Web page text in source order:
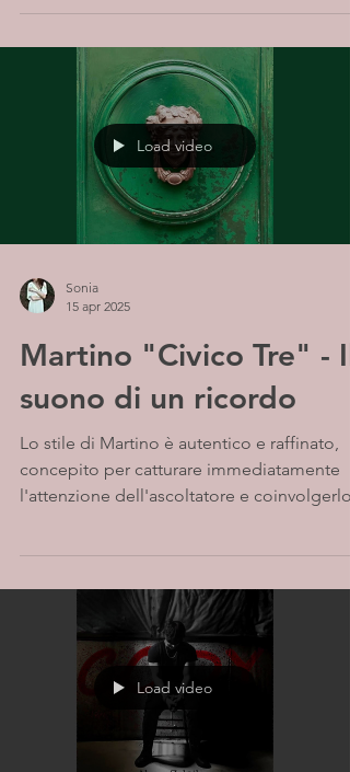
Load video
Sonia
15 apr 2025
Martino "Civico Tre" - Il
suono di un ricordo
Lo stile di Martino è autentico e raffinato,
concepito per catturare immediatamente
l'attenzione dell'ascoltatore e coinvolgerlo
Load video